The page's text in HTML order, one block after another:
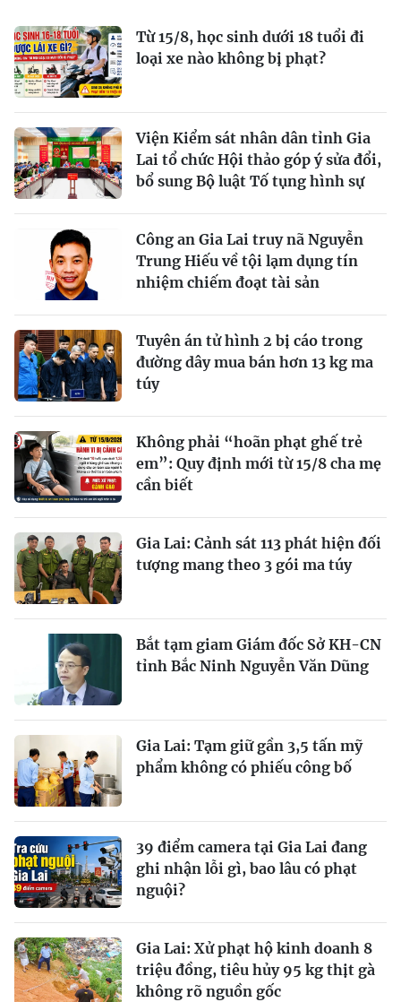
Từ 15/8, học sinh dưới 18 tuổi đi
loại xe nào không bị phạt?
Viện Kiểm sát nhân dân tỉnh Gia
Lai tổ chức Hội thảo góp ý sửa đổi,
bổ sung Bộ luật Tố tụng hình sự
Công an Gia Lai truy nã Nguyễn
Trung Hiếu về tội lạm dụng tín
nhiệm chiếm đoạt tài sản
Tuyên án tử hình 2 bị cáo trong
đường dây mua bán hơn 13 kg ma
túy
Không phải “hoãn phạt ghế trẻ
em”: Quy định mới từ 15/8 cha mẹ
cần biết
Gia Lai: Cảnh sát 113 phát hiện đối
tượng mang theo 3 gói ma túy
Bắt tạm giam Giám đốc Sở KH-CN
tỉnh Bắc Ninh Nguyễn Văn Dũng
Gia Lai: Tạm giữ gần 3,5 tấn mỹ
phẩm không có phiếu công bố
39 điểm camera tại Gia Lai đang
ghi nhận lỗi gì, bao lâu có phạt
nguội?
Gia Lai: Xử phạt hộ kinh doanh 8
triệu đồng, tiêu hủy 95 kg thịt gà
không rõ nguồn gốc